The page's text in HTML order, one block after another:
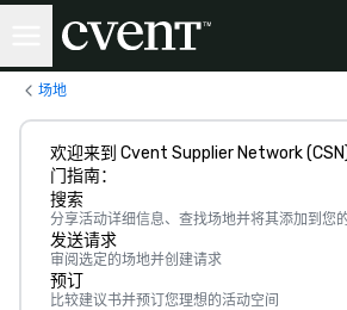
场地
欢迎来到 Cvent Supplier Network
门指南：
搜索
分享活动详细信息、查找场地并将其添加到您
发送请求
审阅选定的场地并创建请求
预订
比较建议书并预订您理想的活动空间